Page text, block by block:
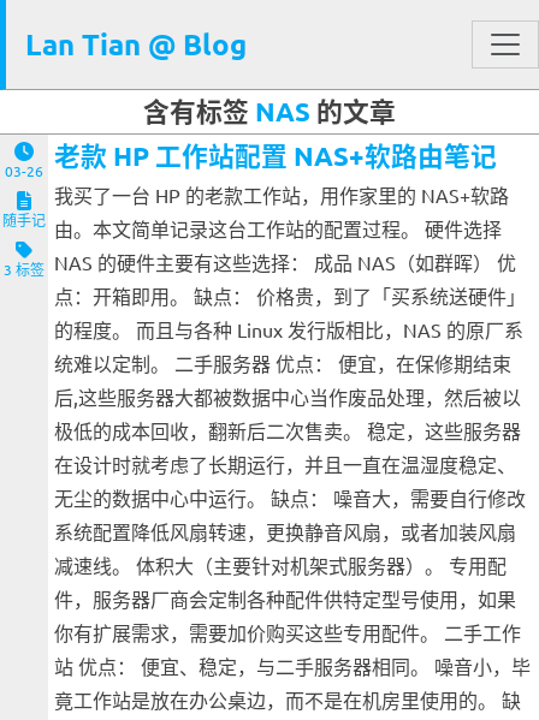
Lan Tian @ Blog
含有标签 NAS 的文章
03-26
随手记
3 标签
老款 HP 工作站配置 NAS+软路由笔记
我买了一台 HP 的老款工作站，用作家里的 NAS+软路
由。本文简单记录这台工作站的配置过程。 硬件选择
NAS 的硬件主要有这些选择： 成品 NAS（如群晖） 优
点：开箱即用。 缺点： 价格贵，到了「买系统送硬件」
的程度。 而且与各种 Linux 发行版相比，NAS 的原厂系
统难以定制。 二手服务器 优点： 便宜，在保修期结束
后,这些服务器大都被数据中心当作废品处理，然后被以
极低的成本回收，翻新后二次售卖。 稳定，这些服务器
在设计时就考虑了长期运行，并且一直在温湿度稳定、
无尘的数据中心中运行。 缺点： 噪音大，需要自行修改
系统配置降低风扇转速，更换静音风扇，或者加装风扇
减速线。 体积大（主要针对机架式服务器）。 专用配
件，服务器厂商会定制各种配件供特定型号使用，如果
你有扩展需求，需要加价购买这些专用配件。 二手工作
站 优点： 便宜、稳定，与二手服务器相同。 噪音小，毕
竟工作站是放在办公桌边，而不是在机房里使用的。 缺